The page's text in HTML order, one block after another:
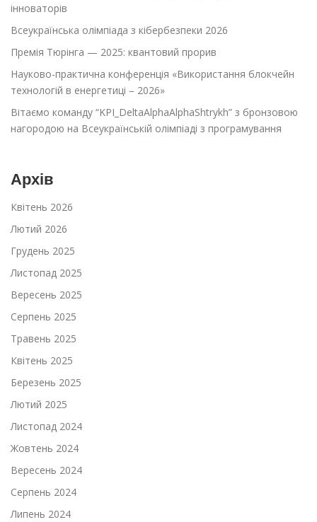
інноваторів
Всеукраїнська олімпіада з кібербезпеки 2026
Премія Тюрінга — 2025: квантовий прорив
Науково-практична конференція «Використання блокчейн
технологій в енергетиці – 2026»
Вітаємо команду “KPI_DeltaAlphaAlphaShtrykh” з бронзовою
нагородою на Всеукраїнській олімпіаді з програмування
Архів
Квітень 2026
Лютий 2026
Грудень 2025
Листопад 2025
Вересень 2025
Серпень 2025
Травень 2025
Квітень 2025
Березень 2025
Лютий 2025
Листопад 2024
Жовтень 2024
Вересень 2024
Серпень 2024
Липень 2024